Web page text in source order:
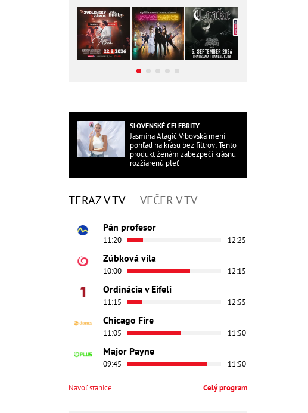
SLOVENSKÉ CELEBRITY
Jasmina Alagič Vrbovská mení
pohľad na krásu bez filtrov: Tento
produkt ženám zabezpečí krásnu
rozžiarenú pleť
TERAZ V TV VEČER V TV
Pán profesor
11:20 12:25
Zúbková víla
10:00 12:15
Ordinácia v Eifeli
11:15 12:55
Chicago Fire
11:05 11:50
Major Payne
09:45 11:50
Navoľ stanice Celý program